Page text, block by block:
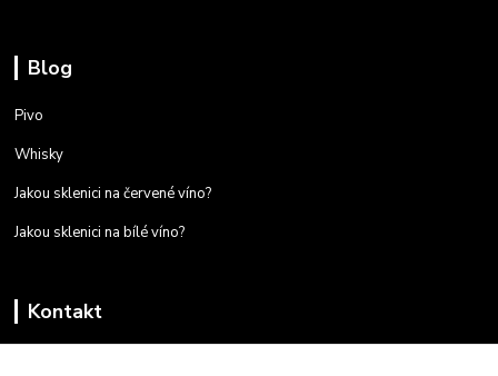
Blog
Pivo
Whisky
Jakou sklenici na červené víno?
Jakou sklenici na bílé víno?
Kontakt